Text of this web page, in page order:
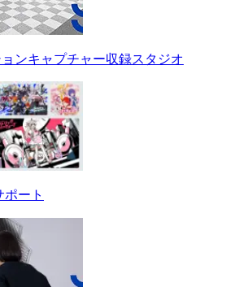
ョンキャプチャー収録スタジオ
ポート